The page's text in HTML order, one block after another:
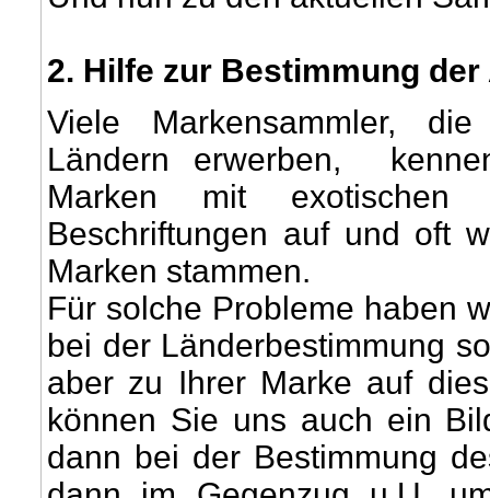
2. Hilfe zur Bestimmung
Viele Markensammler,
Ländern erwerben,
Marken mit exotischen
Beschriftungen auf und oft
Marken stammen.
Für solche Probleme haben
bei der Länderbestimmung
aber zu Ihrer Marke auf
können Sie uns auch ein
dann bei der Bestimmung